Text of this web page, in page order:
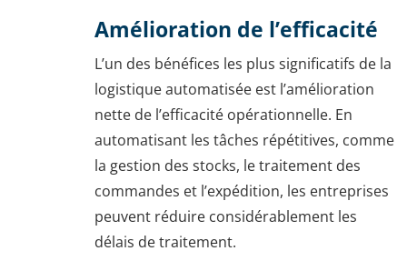
Amélioration de l’efficacité
L’un des bénéfices les plus significatifs de la
logistique automatisée est l’amélioration
nette de l’efficacité opérationnelle. En
automatisant les tâches répétitives, comme
la gestion des stocks, le traitement des
commandes et l’expédition, les entreprises
peuvent réduire considérablement les
délais de traitement.